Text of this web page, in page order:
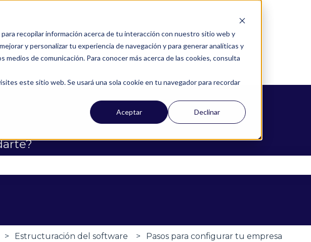
recopilar información acerca de tu interacción con nuestro sitio web y
y personalizar tu experiencia de navegación y para generar analíticas y
de comunicación. Para conocer más acerca de las cookies, consulta
este sitio web. Se usará una sola cookie en tu navegador para recordar
Aceptar Declinar
Estructuración del software Pasos para configurar tu empresa